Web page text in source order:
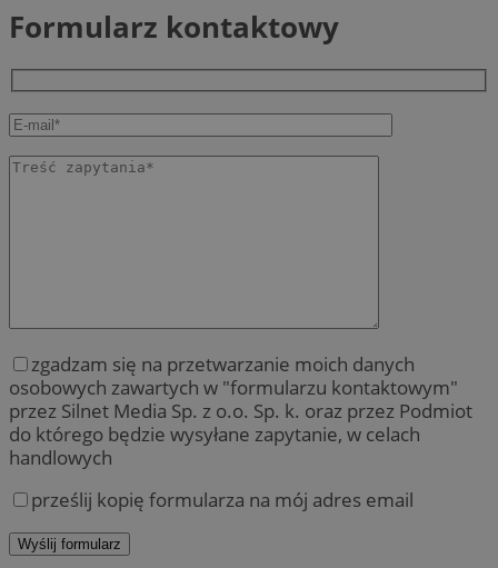
Formularz kontaktowy
zgadzam się na przetwarzanie moich danych
osobowych zawartych w "formularzu kontaktowym"
przez Silnet Media Sp. z o.o. Sp. k. oraz przez Podmiot
do którego będzie wysyłane zapytanie, w celach
handlowych
prześlij kopię formularza na mój adres email